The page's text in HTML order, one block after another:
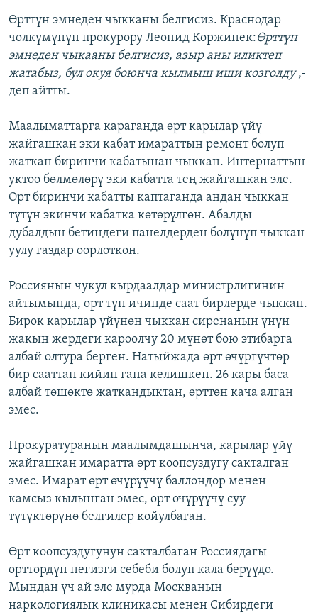
Өрттүн эмнеден чыкканы белгисиз. Краснодар
чөлкүмүнүн прокурору Леонид Коржинек:Өрттүн
эмнеден чыкааны белгисиз, азыр аны иликтеп
жатабыз, бул окуя боюнча кылмыш иши козголду,-
деп айтты.
Маалыматтарга караганда өрт карылар үйү
жайгашкан эки кабат имараттын ремонт болуп
жаткан биринчи кабатынан чыккан. Интернаттын
уктоо бөлмөлөрү эки кабатта тең жайгашкан эле.
Өрт биринчи кабатты каптаганда андан чыккан
түтүн экинчи кабатка көтөрүлгөн. Абалды
дубалдын бетиндеги панелдерден бөлүнүп чыккан
уулу газдар оорлоткон.
Россиянын чукул кырдаалдар министрлигинин
айтымында, өрт түн ичинде саат бирлерде чыккан.
Бирок карылар үйүнөн чыккан сиренанын үнүн
жакын жердеги кароолчу 20 мүнөт бою этибарга
албай олтура берген. Натыйжада өрт өчүргүчтөр
бир сааттан кийин гана келишкен. 26 кары баса
албай төшөктө жаткандыктан, өрттөн кача алган
эмес.
Прокуратуранын маалымдашынча, карылар үйү
жайгашкан имаратта өрт коопсуздугу сакталган
эмес. Имарат өрт өчүрүүчү баллондор менен
камсыз кылынган эмес, өрт өчүрүүчү суу
түтүктөрүнө белгилер койулбаган.
Өрт коопсуздугунун сакталбаган Россиядагы
өрттөрдүн негизги себеби болуп кала берүүдө.
Мындан үч ай эле мурда Москванын
наркологиялык клиникасы менен Сибирдеги